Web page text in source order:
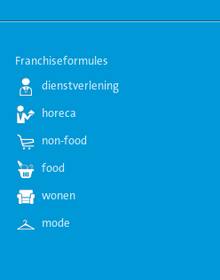
Franchiseformules
dienstverlening
horeca
non-food
food
wonen
mode